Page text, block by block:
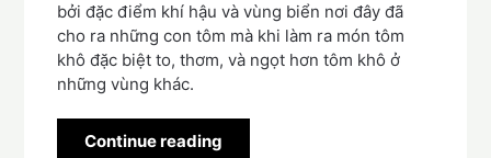
bởi đặc điểm khí hậu và vùng biển nơi đây đã
cho ra những con tôm mà khi làm ra món tôm
khô đặc biệt to, thơm, và ngọt hơn tôm khô ở
những vùng khác.
Continue reading